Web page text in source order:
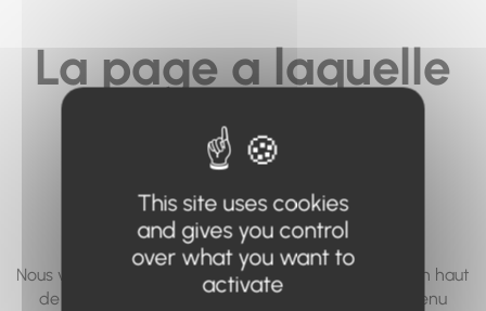
La page a laquelle
vous cherchez à
accéder n'existe
pas... ou plus.
Nous vous invitons à utiliser le moteur de recherche en haut
de page, ou à utiliser le menu pour trouver le contenu
This site uses cookies
and gives you control
over what you want to
activate